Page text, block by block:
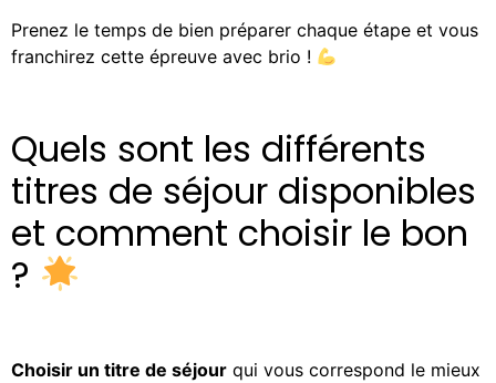
Prenez le temps de bien préparer chaque étape et vous
franchirez cette épreuve avec brio !
Quels sont les différents
titres de séjour disponibles
et comment choisir le bon
?
Choisir un titre de séjour qui vous correspond le mieux